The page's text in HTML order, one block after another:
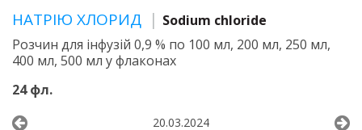
НАТРІЮ ХЛОРИД
Sodium chloride
Розчин для інфузій 0,9 % по 100 мл, 200 мл, 250 мл,
400 мл, 500 мл у флаконах
24 фл.
20.03.2024